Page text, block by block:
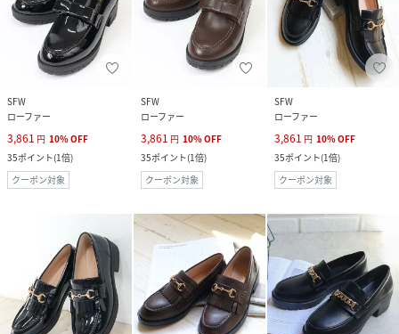
SFW
ローファー
3,861 円 10%OFF
35ポイント(1倍)
クーポン対象
SFW
ローファー
3,861 円 10%OFF
35ポイント(1倍)
クーポン対象
SFW
ローファー
3,861 円 10%OFF
35ポイント(1倍)
クーポン対象